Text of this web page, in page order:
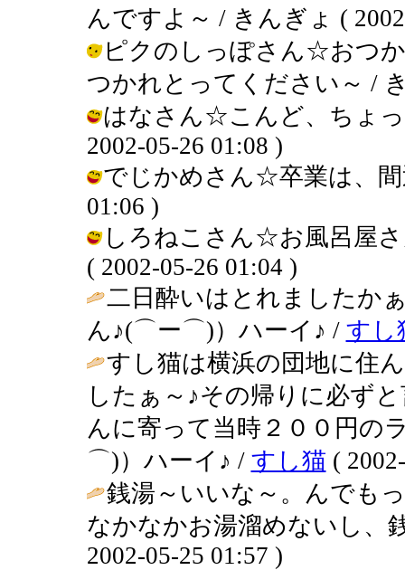
んですよ～ / きんぎょ (
ピクのしっぽさん☆おつ
つかれとってください～ /
はなさん☆こんど、ちょ
2002-05-26 01:08 )
でじかめさん☆卒業は、間
01:06 )
しろねこさん☆お風呂屋
( 2002-05-26 01:04 )
二日酔いはとれましたか
ん♪(⌒ー⌒)）ハーイ♪ / すし
すし猫は横浜の団地に住
したぁ～♪その帰りに必ず
んに寄って当時２００円の
⌒)）ハーイ♪ / すし猫 (
銭湯～いいな～。んでも
なかなかお湯溜めないし、
2002-05-25 01:57 )